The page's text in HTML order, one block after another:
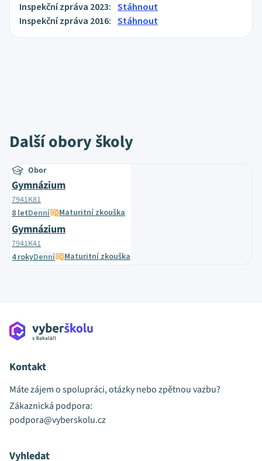
Inspekční zpráva 2023: Stáhnout
Inspekční zpráva 2016: Stáhnout
Další obory školy
Obor
Gymnázium
7941K81
8 letDenní Maturitní zkouška
Gymnázium
7941K41
4 rokyDenní Maturitní zkouška
Kontakt
Máte zájem o spolupráci, otázky nebo zpětnou vazbu?
Zákaznická podpora:
podpora@vyberskolu.cz
Vyhledat